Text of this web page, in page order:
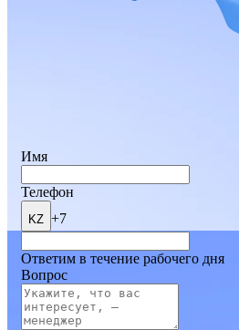
Имя
Телефон
KZ +7
Ответим в течение рабочего дня
Вопрос